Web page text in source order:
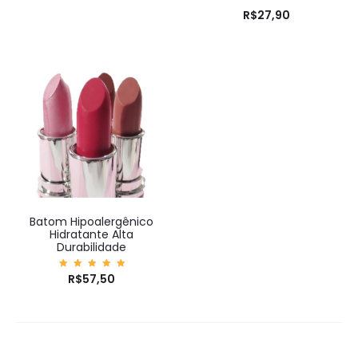
R$27,90
Batom Hipoalergênico
Hidratante Alta
Durabilidade
Avaliaç
ão
R$57,50